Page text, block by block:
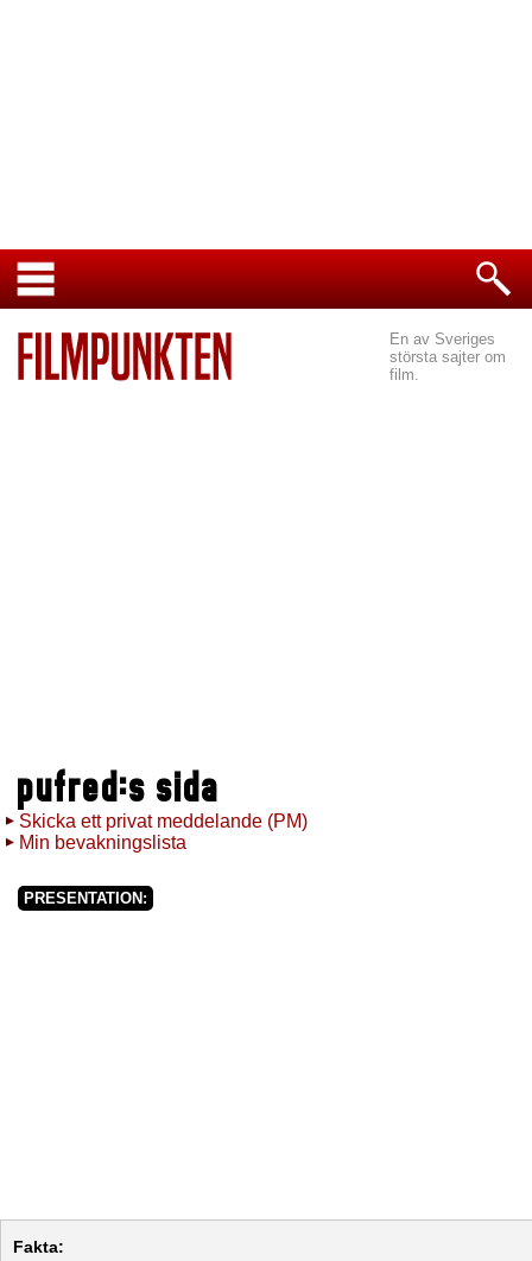
En av Sveriges
största sajter om
film.
pufred:s sida
Skicka ett privat meddelande (PM)
Min bevakningslista
PRESENTATION:
Fakta: